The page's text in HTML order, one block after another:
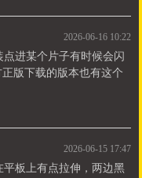
2026-06-16 10:22
进某个片子有时候会闪
版下载的版本也有这个
2026-06-15 17:47
板上有点拉伸，两边黑